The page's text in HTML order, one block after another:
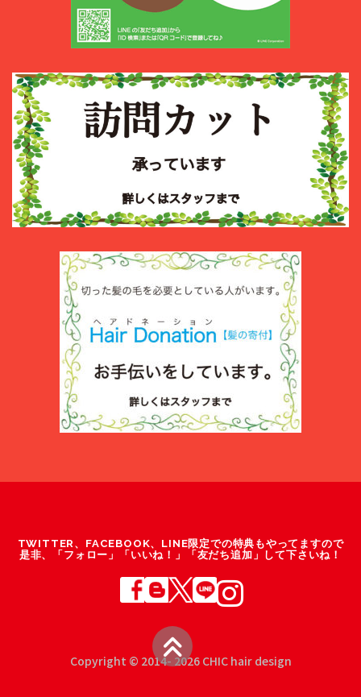
TWITTER、FACEBOOK、LINE限定での特典もやってますので
是非、「フォロー」「いいね！」「友だち追加」して下さいね！
Copyright © 2014- 2026 CHIC hair design